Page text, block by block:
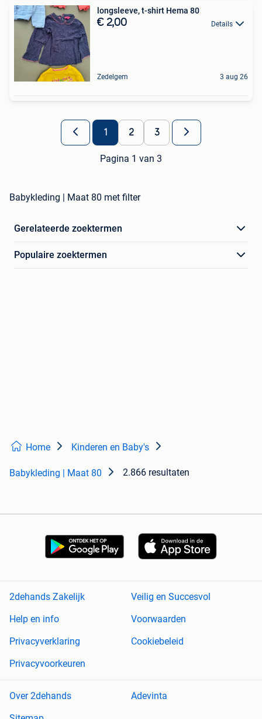
longsleeve, t-shirt Hema 80
€ 2,00 Details
Zedelgem 3 aug 26
1 2 3
Pagina 1 van 3
Babykleding | Maat 80 met filter
Gerelateerde zoektermen
Populaire zoektermen
Home Kinderen en Baby's
Babykleding | Maat 80 2.866 resultaten
2dehands Zakelijk
Veilig en Succesvol
Help en info
Voorwaarden
Privacyverklaring
Cookiebeleid
Privacyvoorkeuren
Over 2dehands
Adevinta